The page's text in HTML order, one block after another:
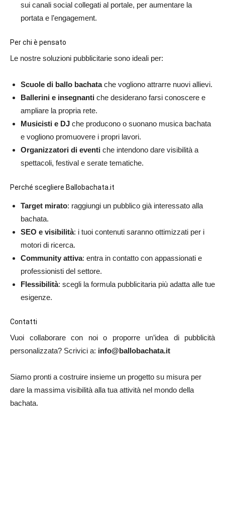
sui canali social collegati al portale, per aumentare la
portata e l’engagement.
Per chi è pensato
Le nostre soluzioni pubblicitarie sono ideali per:
Scuole di ballo bachatache vogliono attrarre nuovi allievi.
Ballerini e insegnanti che desiderano farsi conoscere e
ampliare la propria rete.
Musicisti e DJ che producono o suonano musica bachata
e vogliono promuovere i propri lavori.
Organizzatori di eventi che intendono dare visibilità a
spettacoli, festival e serate tematiche.
Perché scegliere Ballobachata.it
Target mirato: raggiungi un pubblico già interessato alla
bachata.
SEO e visibilità: i tuoi contenuti saranno ottimizzati per i
motori di ricerca.
Community attiva: entra in contatto con appassionati e
professionisti del settore.
Flessibilità: scegli la formula pubblicitaria più adatta alle tue
esigenze.
Contatti
Vuoi collaborare con noi o proporre un’idea di pubblicità
personalizzata? Scrivici a: info@ballobachata.it
Siamo pronti a costruire insieme un progetto su misura per
dare la massima visibilità alla tua attività nel mondo della
bachata.